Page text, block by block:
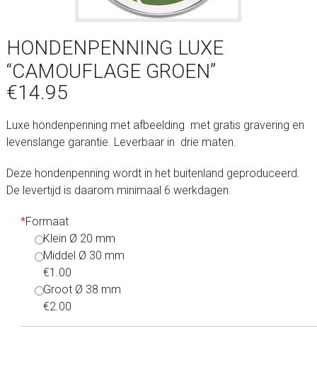
HONDENPENNING LUXE
“CAMOUFLAGE GROEN”
€14.95
Luxe hondenpenning met afbeelding met gratis gravering en
levenslange garantie. Leverbaar in drie maten.
Deze hondenpenning wordt in het buitenland geproduceerd.
De levertijd is daarom minimaal 6 werkdagen.
*Formaat
Klein Ø 20 mm
Middel Ø 30 mm
€1.00
Groot Ø 38 mm
€2.00